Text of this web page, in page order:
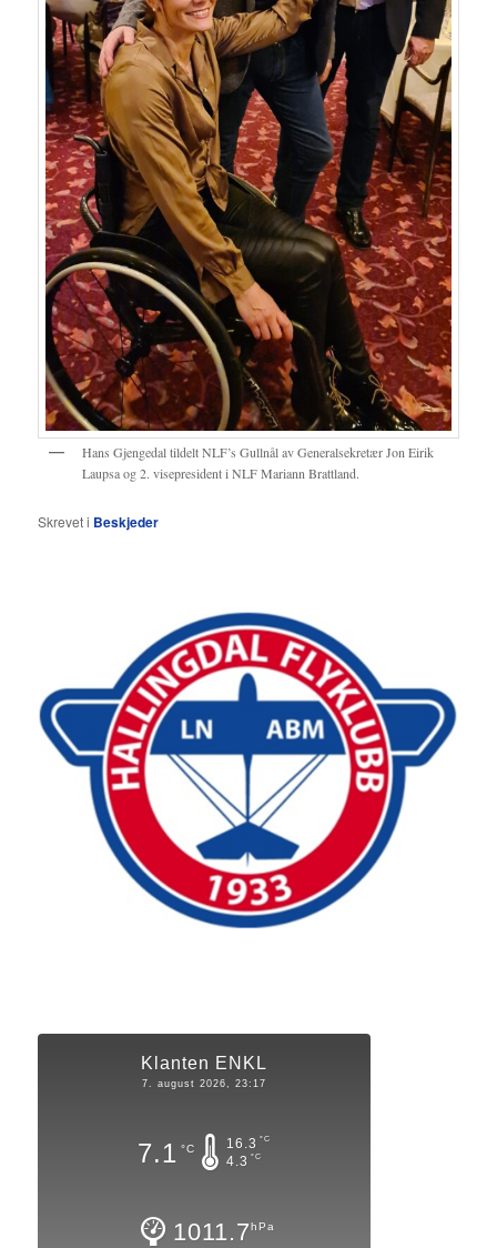
Hans Gjengedal tildelt NLF’s Gullnål av Generalsekretær Jon Eirik
Laupsa og 2. visepresident i NLF Mariann Brattland.
Skrevet i Beskjeder
Klanten ENKL
7. august 2026, 23:17
7.1 °C 16.3 °C
4.3 °C
1011.7hPa